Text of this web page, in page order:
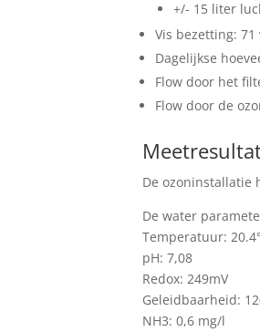
+/- 15 liter
Vis bezetting:
Dagelijkse
Flow door het
Flow door de
De ozoninstallatie
De water
Temperatuur:
pH: 7,08
Redox: 249mV
Geleidbaarheid:
NH3: 0,6 mg/l